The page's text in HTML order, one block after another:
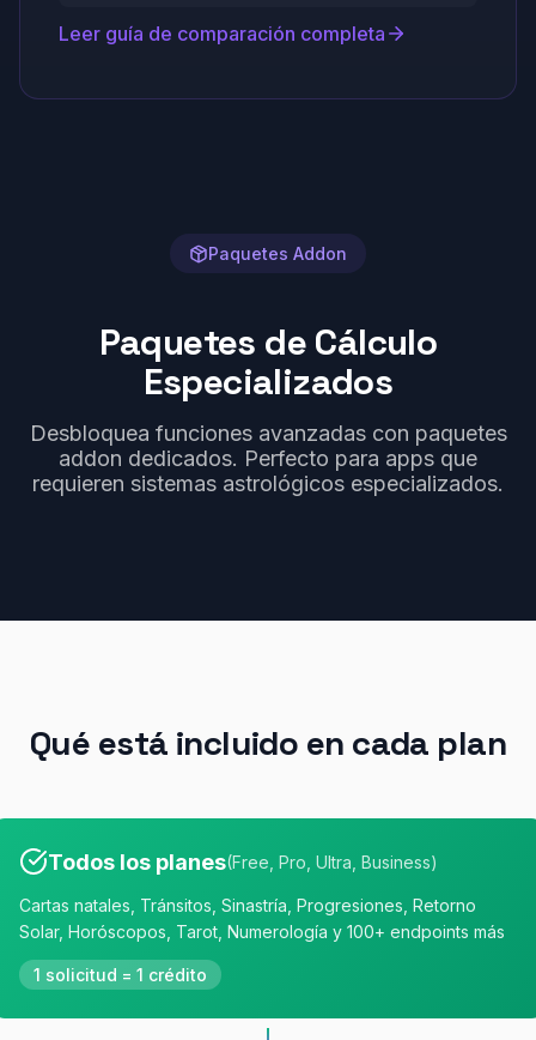
Leer guía de comparación completa
Paquetes Addon
Paquetes de Cálculo
Especializados
Desbloquea funciones avanzadas con paquetes
addon dedicados. Perfecto para apps que
requieren sistemas astrológicos especializados.
Qué está incluido en cada plan
Todos los planes(Free, Pro, Ultra, Business)
Cartas natales, Tránsitos, Sinastría, Progresiones, Retorno
Solar, Horóscopos, Tarot, Numerología y 100+ endpoints más
1 solicitud = 1 crédito